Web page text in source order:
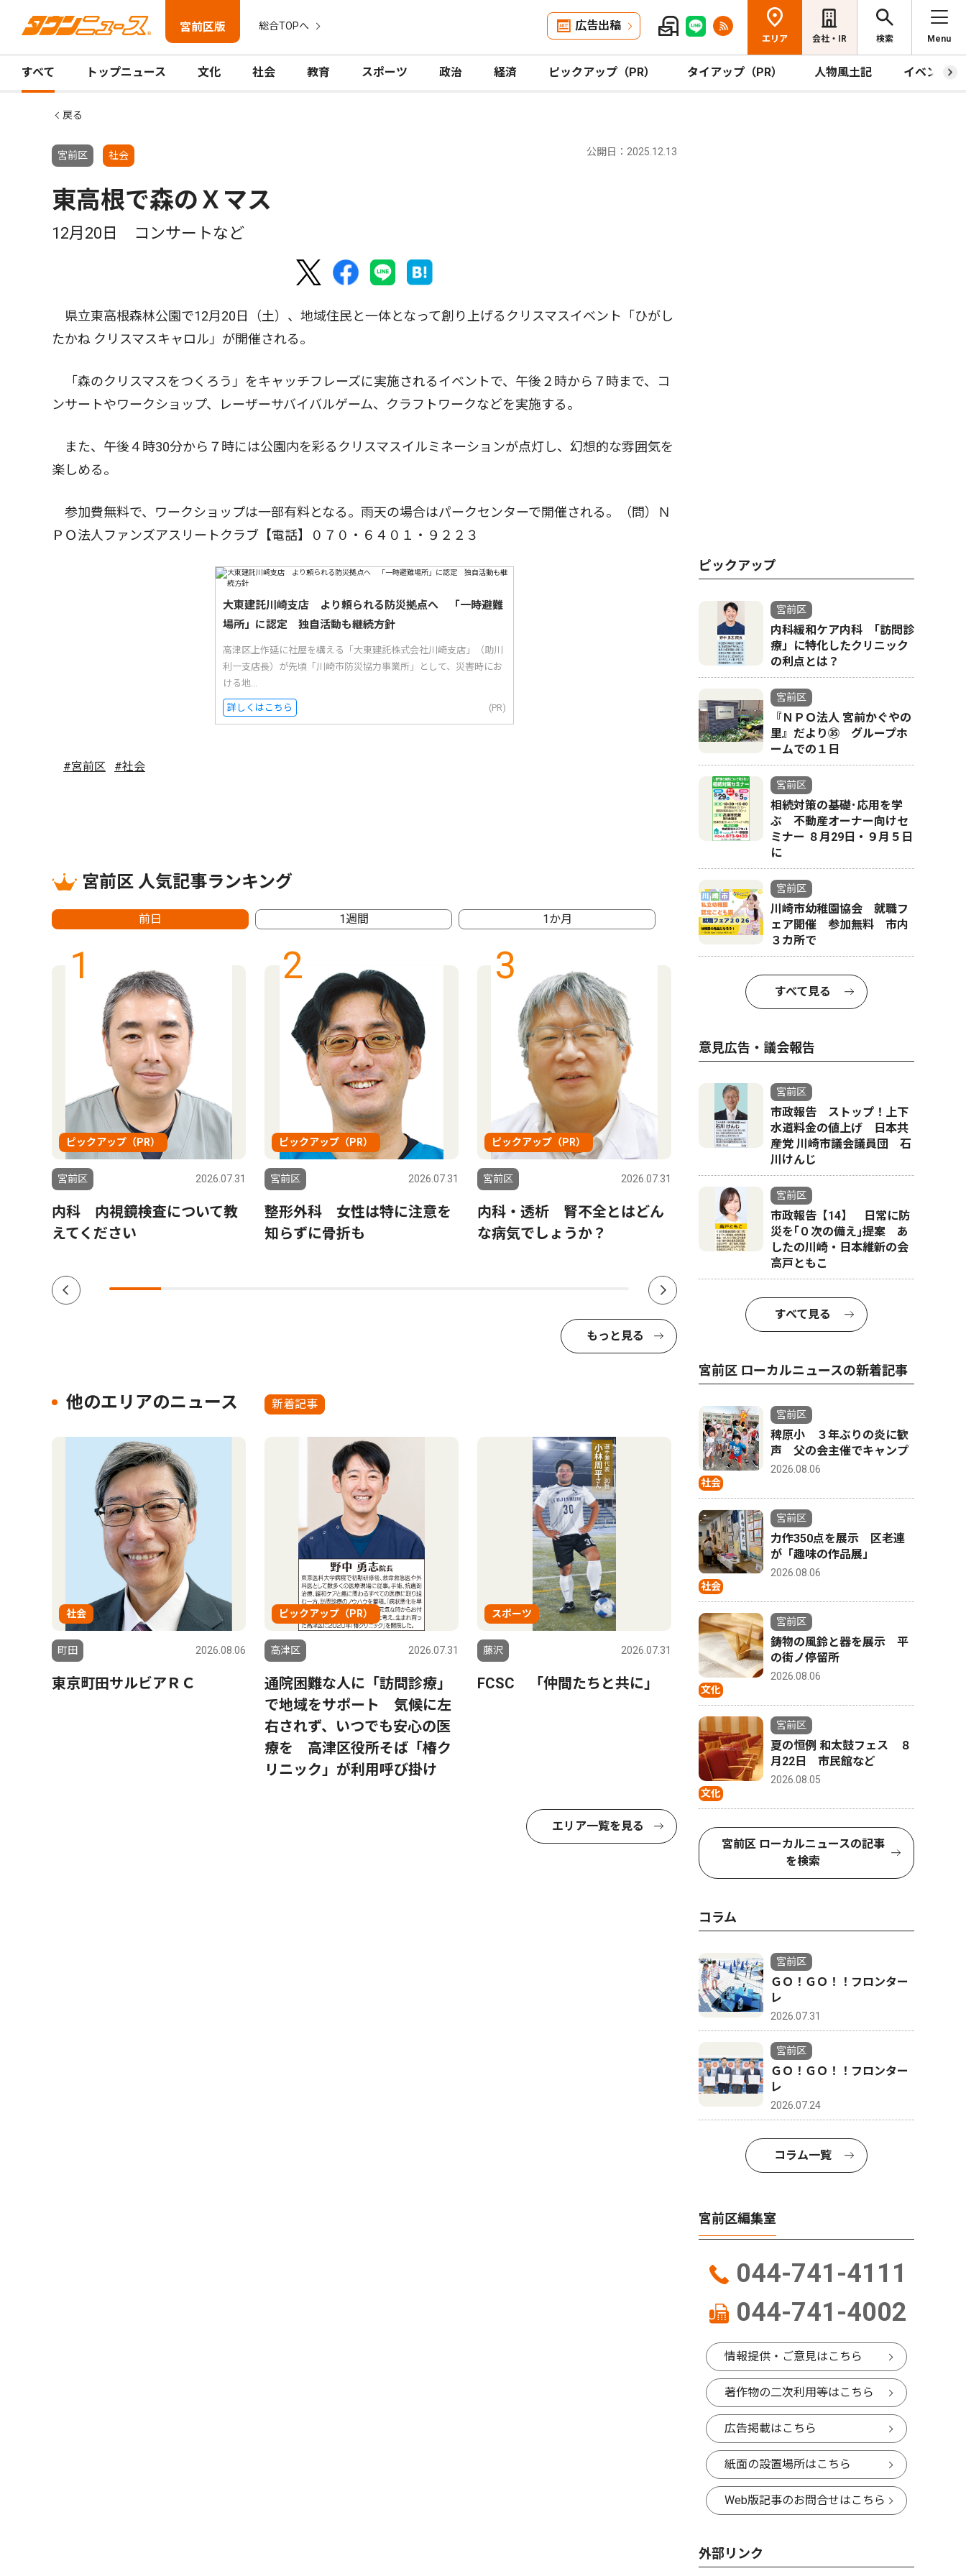
宮前区版 総合TOPへ 広告出稿
エリア 会社・IR 検索 Menu
すべて トップニュース 文化 社会 教育 スポーツ 政治 経済 ピックアップ（PR） タイアップ（PR） 人物風土記 イベント
戻る
宮前区 社会 公開日：2025.12.13
東高根で森のＸマス
12月20日 コンサートなど
県立東高根森林公園で12月20日（土）、地域住民と一体となって創り上げるクリスマスイベント「ひがし
たかね クリスマスキャロル」が開催される。
「森のクリスマスをつくろう」をキャッチフレーズに実施されるイベントで、午後２時から７時まで、コ
ンサートやワークショップ、レーザーサバイバルゲーム、クラフトワークなどを実施する。
また、午後４時30分から７時には公園内を彩るクリスマスイルミネーションが点灯し、幻想的な雰囲気を
楽しめる。
参加費無料で、ワークショップは一部有料となる。雨天の場合はパークセンターで開催される。（問）Ｎ
ＰＯ法人ファンズアスリートクラブ【電話】０７０・６４０１・９２２３
大東建託川崎支店 より頼られる防災拠点へ 「一時避難
場所」に認定 独自活動も継続方針
高津区上作延に社屋を構える「大東建託株式会社川崎支店」（助川
利一支店長）が先頃「川崎市防災協力事業所」として、災害時にお
ける地...
詳しくはこちら (PR)
#宮前区 #社会
宮前区 人気記事ランキング
前日 1週間 1か月
1
ピックアップ（PR）
宮前区 2026.07.31
内科 内視鏡検査について教
えてください
2
ピックアップ（PR）
宮前区 2026.07.31
整形外科 女性は特に注意を
知らずに骨折も
3
ピックアップ（PR）
宮前区 2026.07.31
内科・透析 腎不全とはどん
な病気でしょうか？
4
社会
宮前区 2026.07.08
宮前区役所向かい、書店跡地
にインターナショナルスクー
宮前区
元書店
校法人が
もっと見る
他のエリアのニュース 新着記事
社会
町田 2026.08.06
東京町田サルビアＲＣ
ピックアップ（PR）
高津区 2026.07.31
通院困難な人に「訪問診療」
で地域をサポート 気候に左
右されず、いつでも安心の医
療を 高津区役所そば「椿ク
リニック」が利用呼び掛け
スポーツ
藤沢 2026.07.31
FCSC 「仲間たちと共に」
エリア一覧を見る
ピックアップ
宮前区
内科緩和ケア内科 ｢訪問診
療」に特化したクリニック
の利点とは？
宮前区
『ＮＰＯ法人 宮前かぐやの
里』だより㉟ グループホ
ームでの１日
宮前区
相続対策の基礎･応用を学
ぶ 不動産オーナー向けセ
ミナー ８月29日・９月５日
に
宮前区
川崎市幼稚園協会 就職フ
ェア開催 参加無料 市内
３カ所で
すべて見る
意見広告・議会報告
宮前区
市政報告 ストップ！上下
水道料金の値上げ 日本共
産党 川崎市議会議員団 石
川けんじ
宮前区
市政報告【14】 日常に防
災を｢０次の備え｣提案 あ
したの川崎・日本維新の会
高戸ともこ
すべて見る
宮前区 ローカルニュースの新着記事
社会
宮前区
稗原小 ３年ぶりの炎に歓
声 父の会主催でキャンプ
2026.08.06
社会
宮前区
力作350点を展示 区老連
が「趣味の作品展」
2026.08.06
文化
宮前区
鋳物の風鈴と器を展示 平
の街ノ停留所
2026.08.06
文化
宮前区
夏の恒例 和太鼓フェス ８
月22日 市民館など
2026.08.05
宮前区 ローカルニュースの記事
を検索
コラム
宮前区
ＧＯ！ＧＯ！！フロンター
レ
2026.07.31
宮前区
ＧＯ！ＧＯ！！フロンター
レ
2026.07.24
コラム一覧
宮前区編集室
044-741-4111
044-741-4002
情報提供・ご意見はこちら
著作物の二次利用等はこちら
広告掲載はこちら
紙面の設置場所はこちら
Web版記事のお問合せはこちら
外部リンク